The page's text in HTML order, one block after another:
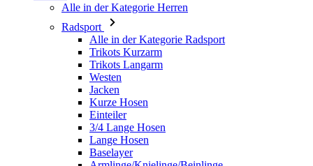
Trikots Langarm
Westen
Jacken
Kurze Hosen
Einteiler
3/4 Lange Hosen
Lange Hosen
Baselayer
Armlinge/Knielinge/Beinlinge
Caps & Mützen
Handschuhe
Socken
Andere